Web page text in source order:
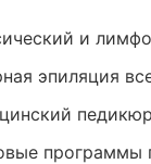
и
эпиляция
программы